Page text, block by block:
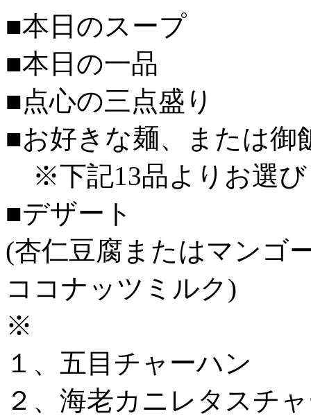
■本日のスープ
■本日の一品
■点心の三点盛り
■お好きな麺、または御
※下記13品よりお選び
■デザート
(杏仁豆腐またはマンゴ
ココナッツミルク)
※
１、五目チャーハン
２、海老カニレタスチ